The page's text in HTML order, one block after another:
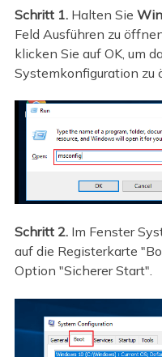
Schritt 1. Halten Sie
Feld Ausführen zu
klicken Sie auf OK, um
Systemkonfiguration zu
Schritt 2. Im Fenster
auf die Registerkarte
Option "Sicherer Start".